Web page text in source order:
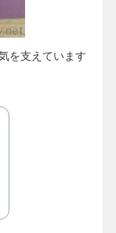
を支えています